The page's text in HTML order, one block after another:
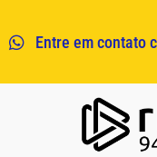
Entre em contato